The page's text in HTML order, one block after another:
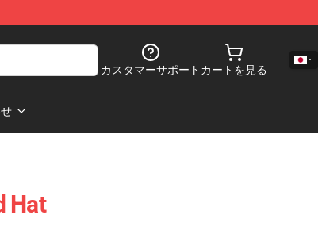
カスタマーサポート カートを見る
Hat